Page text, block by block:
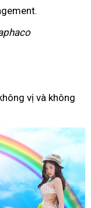
vị và không